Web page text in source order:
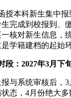
授本科新生集中
完成到校报到、
核对新生信息，
学籍建档的起始环
段：2027年3月下
与系统审核后，
态，4月份绝大